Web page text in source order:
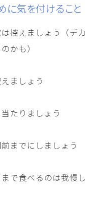
に気を付けること
控えましょう（デカ
かも）
ましょう
たりましょう
までにしましょう
で食べるのは我慢し